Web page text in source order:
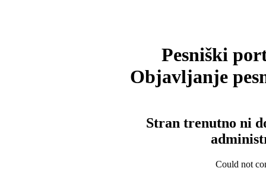
Pesniški
Objavljanje
Stran trenutno ni
Could not